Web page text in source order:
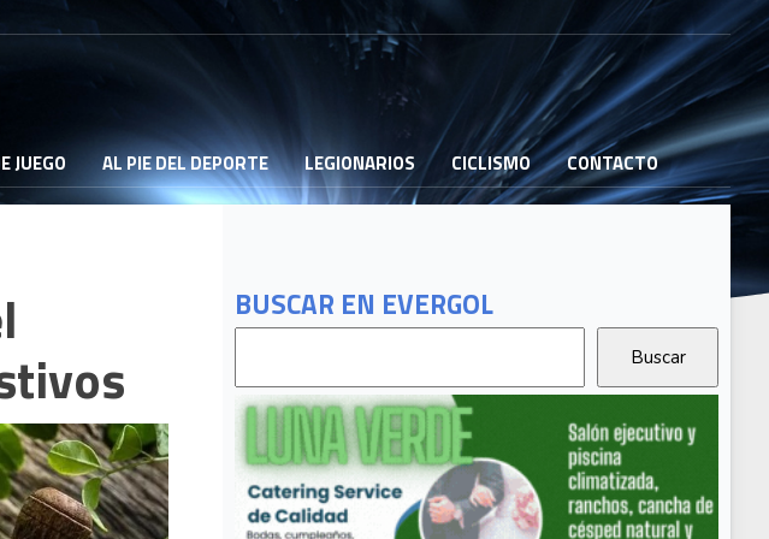
JUEGO AL PIE DEL DEPORTE LEGIONARIOS CICLISMO CONTACTO
BUSCAR EN EVERGOL